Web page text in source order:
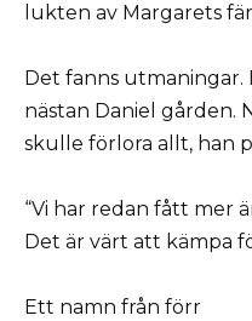
lukten av Margarets
Det fanns utmaningar.
nästan Daniel gården.
skulle förlora allt, han
“Vi har redan fått mer
Det är värt att kämpa
Ett namn från förr